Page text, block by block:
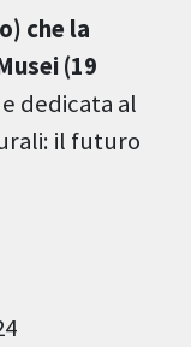
che la
(19
dedicata al
il futuro